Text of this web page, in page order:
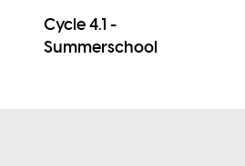
Cycle 4.1 -
Summerschool